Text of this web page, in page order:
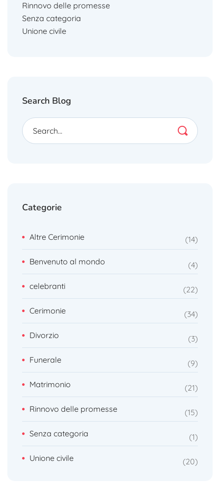
Rinnovo delle promesse
Senza categoria
Unione civile
Search Blog
Categorie
Altre Cerimonie 14
Benvenuto al mondo 4
celebranti 22
Cerimonie 34
Divorzio 3
Funerale 9
Matrimonio 21
Rinnovo delle promesse 15
Senza categoria 1
Unione civile 20